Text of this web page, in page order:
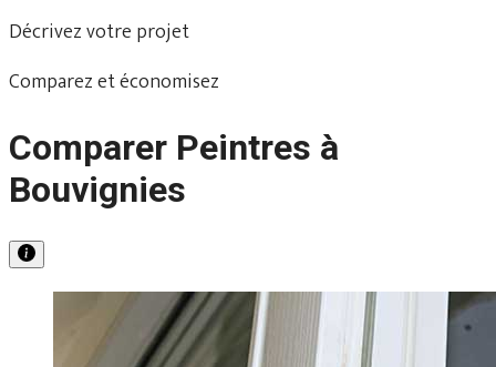
Décrivez votre projet
Comparez et économisez
Comparer Peintres à
Bouvignies